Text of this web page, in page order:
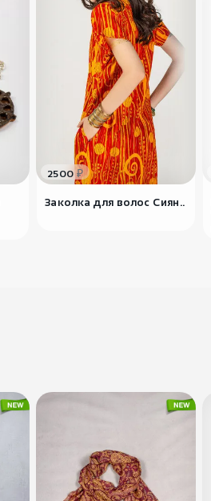
2500₽
Заколка для волос Сиян..